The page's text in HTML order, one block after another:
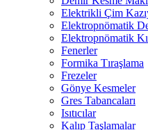
Elektrikli Çim
Elektropnömatik
Elektropnömatik
Fenerler
Formika Tıraşlama
Frezeler
Gönye Kesmeler
Gres Tabancaları
Isıtıcılar
Kalıp Taşlamalar